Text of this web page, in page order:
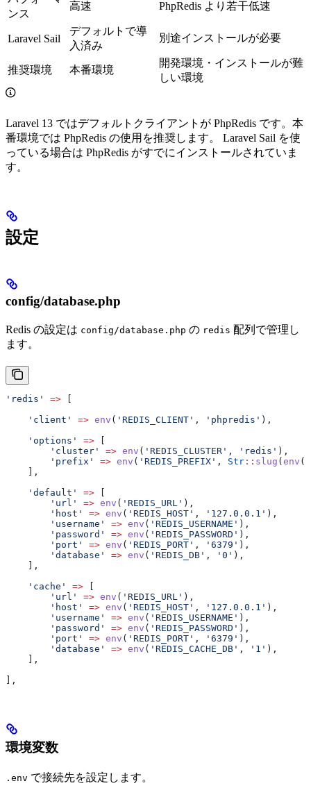
ンス
高速 PhpRedis より若干低速
Laravel Sail
デフォルトで導
入済み
別途インストールが必要
推奨環境 本番環境
開発環境・インストールが難
しい環境
Laravel 13 ではデフォルトクライアントが PhpRedis です。本
番環境では PhpRedis の使用を推奨します。 Laravel Sail を使
っている場合は PhpRedis がすでにインストールされていま
す。
設定
config/database.php
Redis の設定は config/database.php の redis 配列で管理し
ます。
'redis' =>
    'client'
=> env ( 'REDIS_CLIENT' , 'phpredis' ),
    'options'
=>
        'cluster'
=> env ( 'REDIS_CLUSTER' , 'redis' ),
        'prefix'
=> env ( 'REDIS_PREFIX' , Str :: slug ( env (
    ],
    'default'
=>
        'url'
=> env ( 'REDIS_URL' ),
        'host'
=> env ( 'REDIS_HOST' , '127.0.0.1' ),
        'username'
=> env ( 'REDIS_USERNAME' ),
        'password'
=> env ( 'REDIS_PASSWORD' ),
        'port'
=> env ( 'REDIS_PORT' , '6379' ),
        'database'
=> env ( 'REDIS_DB' , '0' ),
    ],
    'cache'
=>
        'url'
=> env ( 'REDIS_URL' ),
        'host'
=> env ( 'REDIS_HOST' , '127.0.0.1' ),
        'username'
=> env ( 'REDIS_USERNAME' ),
        'password'
=> env ( 'REDIS_PASSWORD' ),
        'port'
=> env ( 'REDIS_PORT' , '6379' ),
        'database'
=> env ( 'REDIS_CACHE_DB' , '1' ),
    ],
],
環境変数
.env で接続先を設定します。